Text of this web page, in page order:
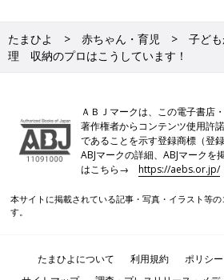
たまひよ 赤ちゃん・育児
子ど
理 収納のプロはこうしています！
ＡＢＪマークは、この電子書店
著作権者からコンテンツ使用許
であることを示す登録商標（登
ABJマークの詳細、ABJマーク
はこちら→https://aebs.or.jp/
本サイトに掲載されている記事・写真・イラスト等
す。
たまひよについて 利用規約 ポリシー